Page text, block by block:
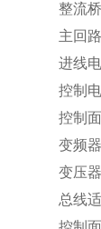
整流
主回
进线
控制
控制
变频
变压
总线